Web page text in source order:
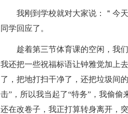
我刚到学校就对大家说：＂今
同学回应了。
趁着第三节体育课的空闲，我
我还把一些祝福标语让钟雅觉加上
了，把地打扫干净了，还把垃圾间
击”，所以我当起了“特务”，我偷
还在改卷子，我正打算转身离开，